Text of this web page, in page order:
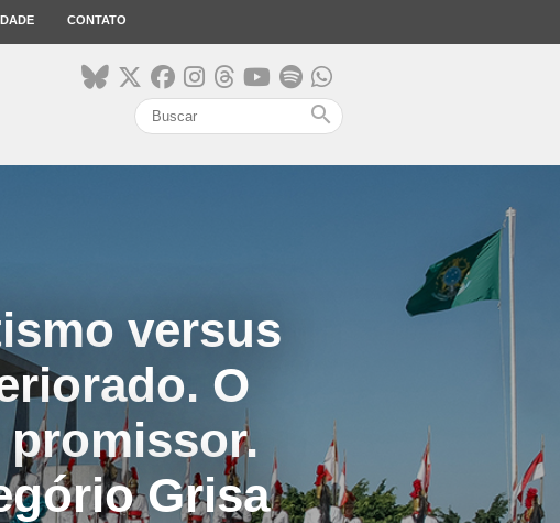
CONTATO
search
versus
O
promissor.
Grisa